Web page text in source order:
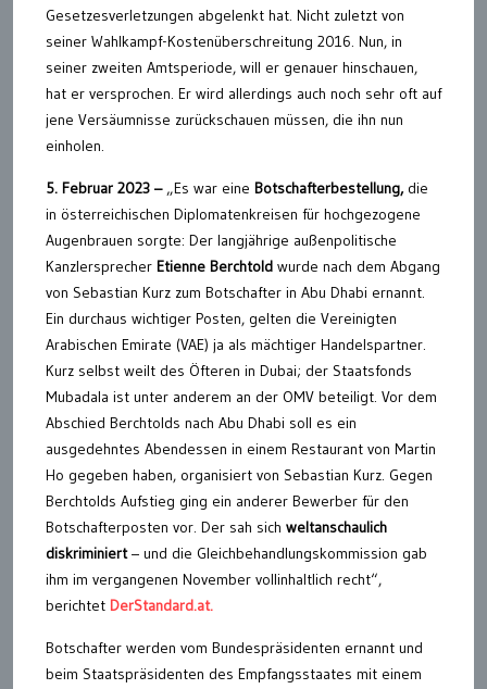
Gesetzesverletzungen abgelenkt hat. Nicht zuletzt von
seiner Wahlkampf-Kostenüberschreitung 2016. Nun, in
seiner zweiten Amtsperiode, will er genauer hinschauen,
hat er versprochen. Er wird allerdings auch noch sehr oft auf
jene Versäumnisse zurückschauen müssen, die ihn nun
einholen.
5. Februar 2023 –„Es war eine Botschafterbestellung,die
in österreichischen Diplomatenkreisen für hochgezogene
Augenbrauen sorgte: Der langjährige außenpolitische
Kanzlersprecher Etienne Berchtold wurde nach dem Abgang
von Sebastian Kurz zum Botschafter in Abu Dhabi ernannt.
Ein durchaus wichtiger Posten, gelten die Vereinigten
Arabischen Emirate (VAE) ja als mächtiger Handelspartner.
Kurz selbst weilt des Öfteren in Dubai; der Staatsfonds
Mubadala ist unter anderem an der OMV beteiligt. Vor dem
Abschied Berchtolds nach Abu Dhabi soll es ein
ausgedehntes Abendessen in einem Restaurant von Martin
Ho gegeben haben, organisiert von Sebastian Kurz. Gegen
Berchtolds Aufstieg ging ein anderer Bewerber für den
Botschafterposten vor. Der sah sich weltanschaulich
diskriminiert– und die Gleichbehandlungskommission gab
ihm im vergangenen November vollinhaltlich recht“,
berichtet DerStandard.at.
Botschafter werden vom Bundespräsidenten ernannt und
beim Staatspräsidenten des Empfangsstaates mit einem